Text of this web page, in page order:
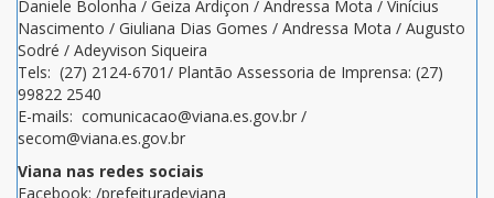
Daniele Bolonha / Geiza Ardiçon / Andressa Mota / Vinícius
Nascimento / Giuliana Dias Gomes / Andressa Mota / Augusto
Sodré / Adeyvison Siqueira
Tels: (27) 2124-6701/ Plantão Assessoria de Imprensa: (27)
99822 2540
E-mails: comunicacao@viana.es.gov.br /
secom@viana.es.gov.br
Viana nas redes sociais
Facebook: /prefeituradeviana